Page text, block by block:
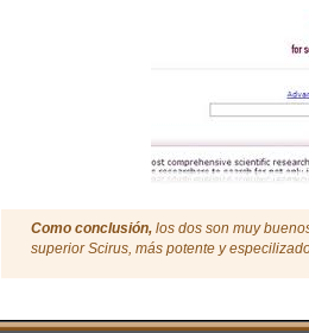
Como conclusión, los dos son muy
superior Scirus, más potente y